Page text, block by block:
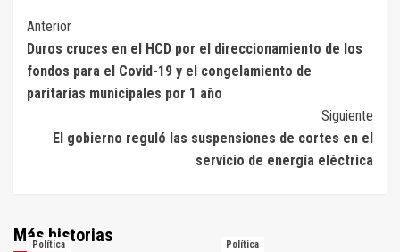
Navegación
de
entradas
Anterior
Duros cruces en el HCD por el direccionamiento de los
fondos para el Covid-19 y el congelamiento de
paritarias municipales por 1 año
Siguiente
El gobierno reguló las suspensiones de cortes en el
servicio de energía eléctrica
Más historias
Política Política